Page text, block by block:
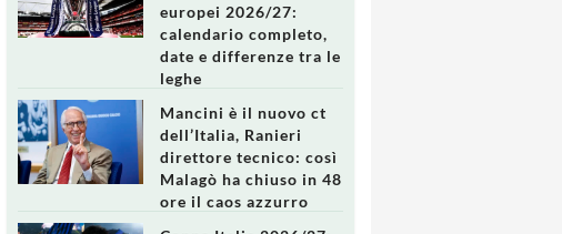
europei 2026/27:
calendario completo,
date e differenze tra le
leghe
Mancini è il nuovo ct
dell’Italia, Ranieri
direttore tecnico: così
Malagò ha chiuso in 48
ore il caos azzurro